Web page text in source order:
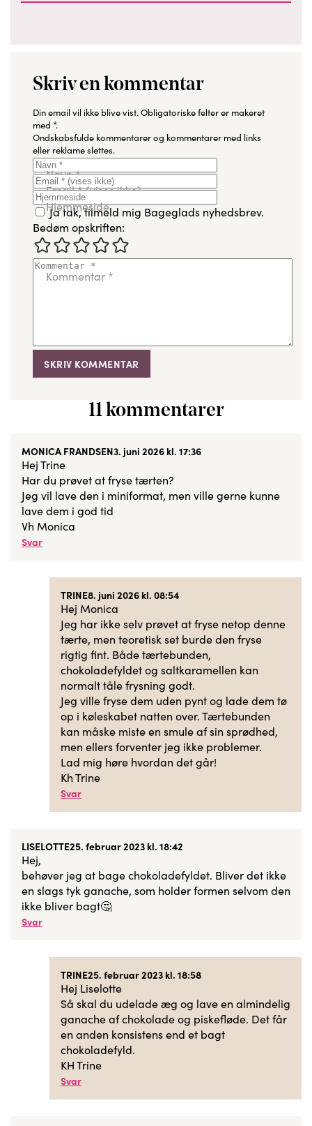
Skriv en kommentar
Din email vil ikke blive vist.Obligatoriske felter er makeret
med *.
Ondskabsfulde kommentarer og kommentarer med links
eller reklame slettes.
Navn*
Email*(vises ikke)
Hjemmeside
Ja tak, tilmeld mig Bageglads nyhedsbrev.
Bedøm opskriften:
Kommentar *
11 kommentarer
MONICA FRANDSEN3. juni 2026 kl. 17:36
Hej Trine
Har du prøvet at fryse tærten?
Jeg vil lave den i miniformat, men ville gerne kunne
lave dem i god tid
Vh Monica
Svar
TRINE8. juni 2026 kl. 08:54
Hej Monica
Jeg har ikke selv prøvet at fryse netop denne
tærte, men teoretisk set burde den fryse
rigtig fint. Både tærtebunden,
chokoladefyldet og saltkaramellen kan
normalt tåle frysning godt.
Jeg ville fryse dem uden pynt og lade dem tø
op i køleskabet natten over. Tærtebunden
kan måske miste en smule af sin sprødhed,
men ellers forventer jeg ikke problemer.
Lad mig høre hvordan det går!
Kh Trine
Svar
LISELOTTE25. februar 2023 kl. 18:42
Hej,
behøver jeg at bage chokoladefyldet. Bliver det ikke
en slags tyk ganache, som holder formen selvom den
ikke bliver bagt🤔
Svar
TRINE25. februar 2023 kl. 18:58
Hej Liselotte
Så skal du udelade æg og lave en almindelig
ganache af chokolade og piskefløde. Det får
en anden konsistens end et bagt
chokoladefyld.
KH Trine
Svar